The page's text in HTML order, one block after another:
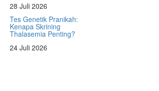
28 Juli 2026
Tes Genetik Pranikah:
Kenapa Skrining
Thalasemia Penting?
24 Juli 2026